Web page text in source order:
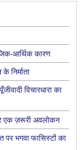
आर्थिक कारण
निर्माता
विचारधारा का
पर एक ज़रूरी अवलोकन
भगवा फासिस्टों का